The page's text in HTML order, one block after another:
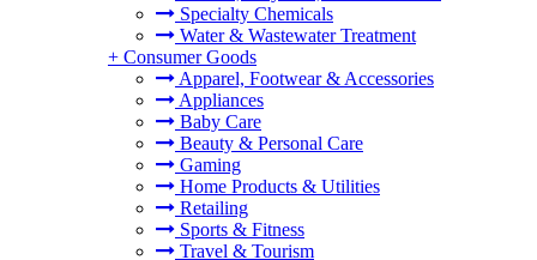
Specialty Chemicals
Water & Wastewater Treatment
+ Consumer Goods
Apparel, Footwear & Accessories
Appliances
Baby Care
Beauty & Personal Care
Gaming
Home Products & Utilities
Retailing
Sports & Fitness
Travel & Tourism